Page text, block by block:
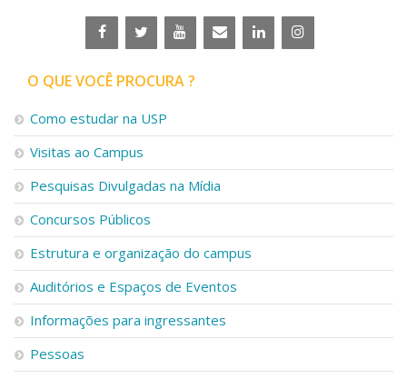
O QUE VOCÊ PROCURA ?
Como estudar na USP
Visitas ao Campus
Pesquisas Divulgadas na Mídia
Concursos Públicos
Estrutura e organização do campus
Auditórios e Espaços de Eventos
Informações para ingressantes
Pessoas